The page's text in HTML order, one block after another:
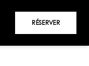
RÉSERVER